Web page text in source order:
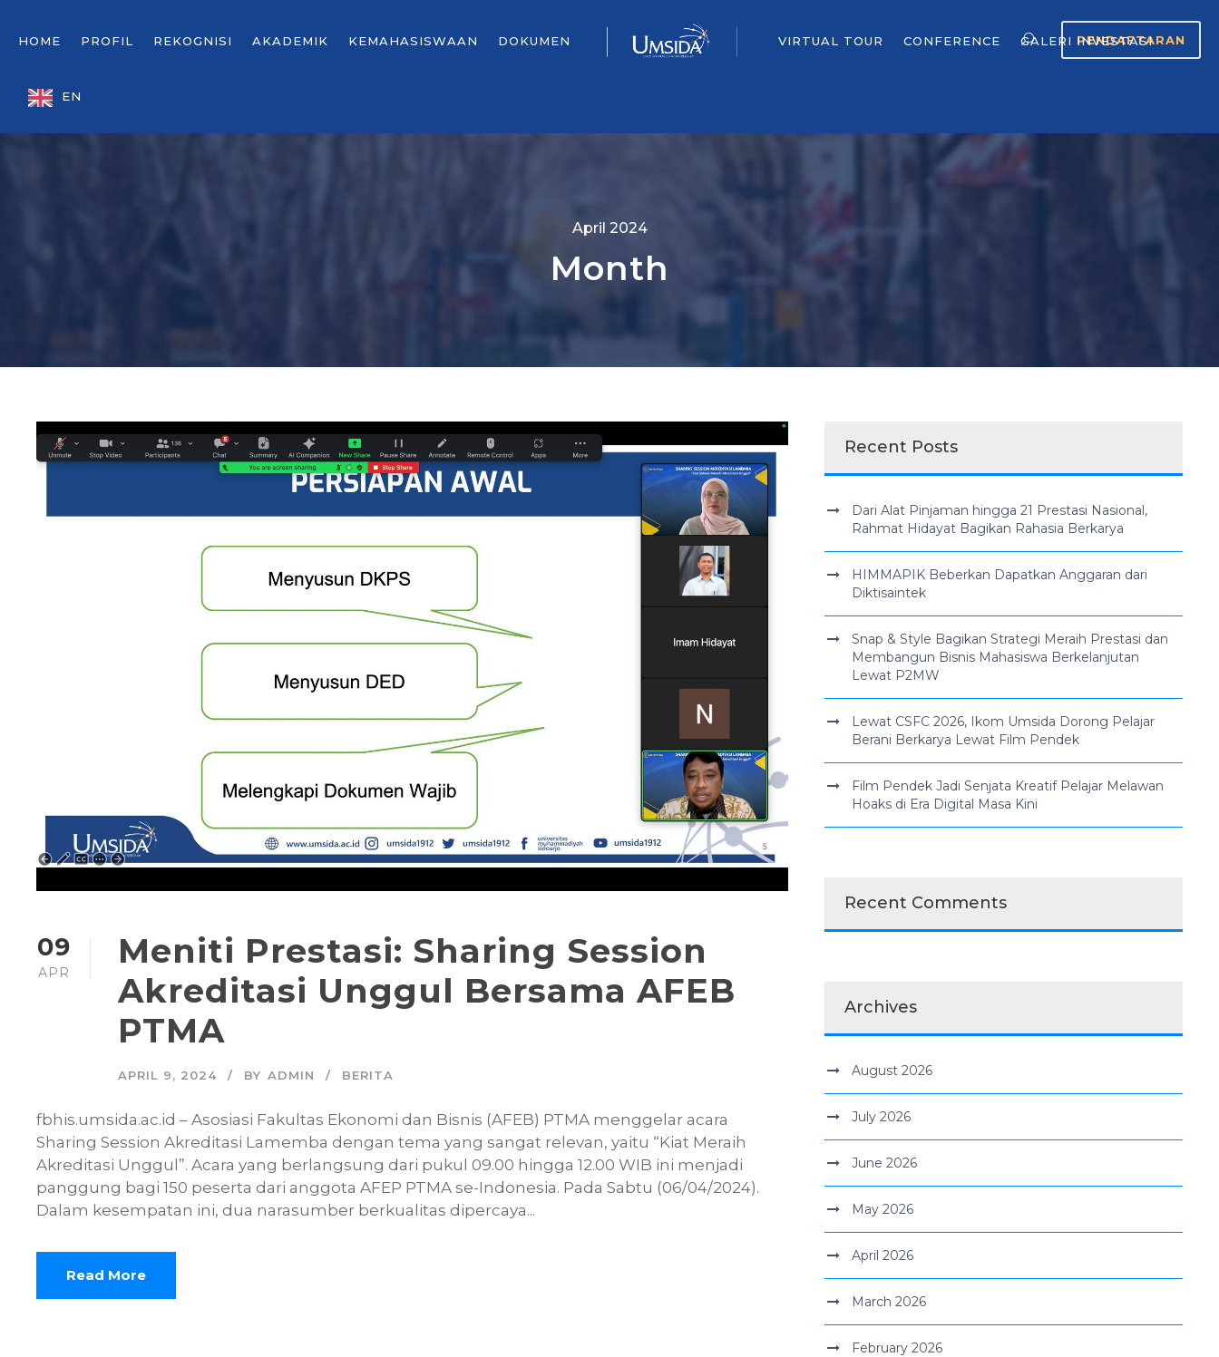
HOME PROFIL REKOGNISI AKADEMIK KEMAHASISWAAN DOKUMEN VIRTUAL TOUR CONFERENCE GALERI INVESTASI
EN
PENDAFTARAN
April 2024
Month
09
APR
Meniti Prestasi: Sharing Session
Akreditasi Unggul Bersama AFEB
PTMA
APRIL 9, 2024 BY ADMIN BERITA
fbhis.umsida.ac.id – Asosiasi Fakultas Ekonomi dan Bisnis (AFEB) PTMA menggelar acara
Sharing Session Akreditasi Lamemba dengan tema yang sangat relevan, yaitu “Kiat Meraih
Akreditasi Unggul”. Acara yang berlangsung dari pukul 09.00 hingga 12.00 WIB ini menjadi
panggung bagi 150 peserta dari anggota AFEP PTMA se-Indonesia. Pada Sabtu (06/04/2024).
Dalam kesempatan ini, dua narasumber berkualitas dipercaya...
Read More
Recent Posts
Dari Alat Pinjaman hingga 21 Prestasi Nasional,
Rahmat Hidayat Bagikan Rahasia Berkarya
HIMMAPIK Beberkan Dapatkan Anggaran dari
Diktisaintek
Snap & Style Bagikan Strategi Meraih Prestasi dan
Membangun Bisnis Mahasiswa Berkelanjutan
Lewat P2MW
Lewat CSFC 2026, Ikom Umsida Dorong Pelajar
Berani Berkarya Lewat Film Pendek
Film Pendek Jadi Senjata Kreatif Pelajar Melawan
Hoaks di Era Digital Masa Kini
Recent Comments
Archives
August 2026
July 2026
June 2026
May 2026
April 2026
March 2026
February 2026